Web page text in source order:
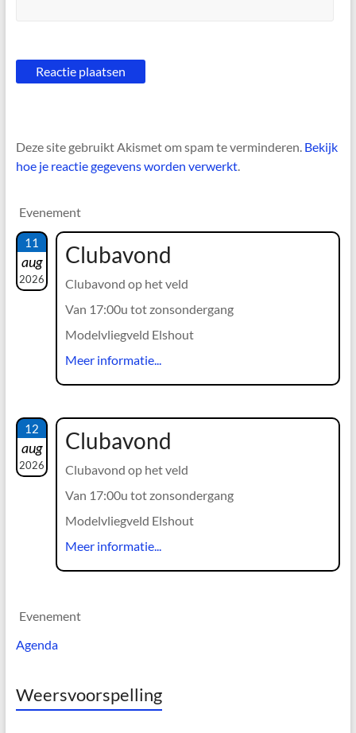
Deze site gebruikt Akismet om spam te verminderen. Bekijk
hoe je reactie gegevens worden verwerkt.
Evenement
11
aug
2026
Clubavond
Clubavond op het veld
Van 17:00u tot zonsondergang
Modelvliegveld Elshout
Meer informatie...
12
aug
2026
Clubavond
Clubavond op het veld
Van 17:00u tot zonsondergang
Modelvliegveld Elshout
Meer informatie...
Evenement
Agenda
Weersvoorspelling